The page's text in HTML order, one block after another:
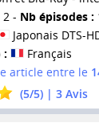
2 - Nb épisodes :
Japonais DTS-
:
Français
article entre le
(5/5) | 3Avis